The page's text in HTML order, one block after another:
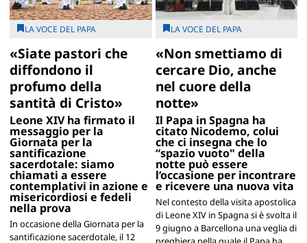
LA VOCE DEL PAPA
«Siate pastori che
diffondono il
profumo della
santità di Cristo»
Leone XIV ha firmato il
messaggio per la
Giornata per la
santificazione
sacerdotale: siamo
chiamati a essere
contemplativi in azione e
misericordiosi e fedeli
nella prova
In occasione della Giornata per la
santificazione sacerdotale, il 12
LA VOCE DEL PAPA
«Non smettiamo di
cercare Dio, anche
nel cuore della
notte»
Il Papa in Spagna ha
citato Nicodemo, colui
che ci insegna che lo
“spazio vuoto" della
notte può essere
l’occasione per incontrare
e ricevere una nuova vita
Nel contesto della visita apostolica
di Leone XIV in Spagna si è svolta il
9 giugno a Barcellona una veglia di